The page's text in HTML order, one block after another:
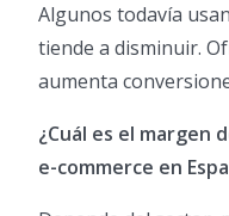
Algunos todavía
tiende a disminuir.
aumenta
¿Cuál es el margen
e-commerce en